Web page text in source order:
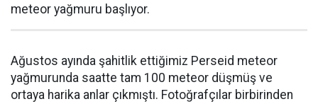
meteor yağmuru başlıyor.
Ağustos ayında şahitlik ettiğimiz Perseid meteor
yağmurunda saatte tam 100 meteor düşmüş ve
ortaya harika anlar çıkmıştı. Fotoğrafçılar birbirinden